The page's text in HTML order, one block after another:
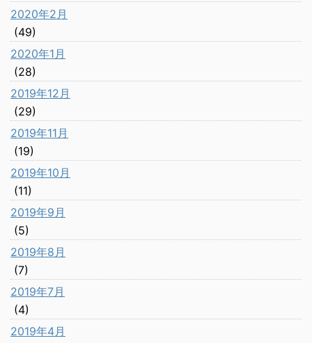
2020年2月
(49)
2020年1月
(28)
2019年12月
(29)
2019年11月
(19)
2019年10月
(11)
2019年9月
(5)
2019年8月
(7)
2019年7月
(4)
2019年4月